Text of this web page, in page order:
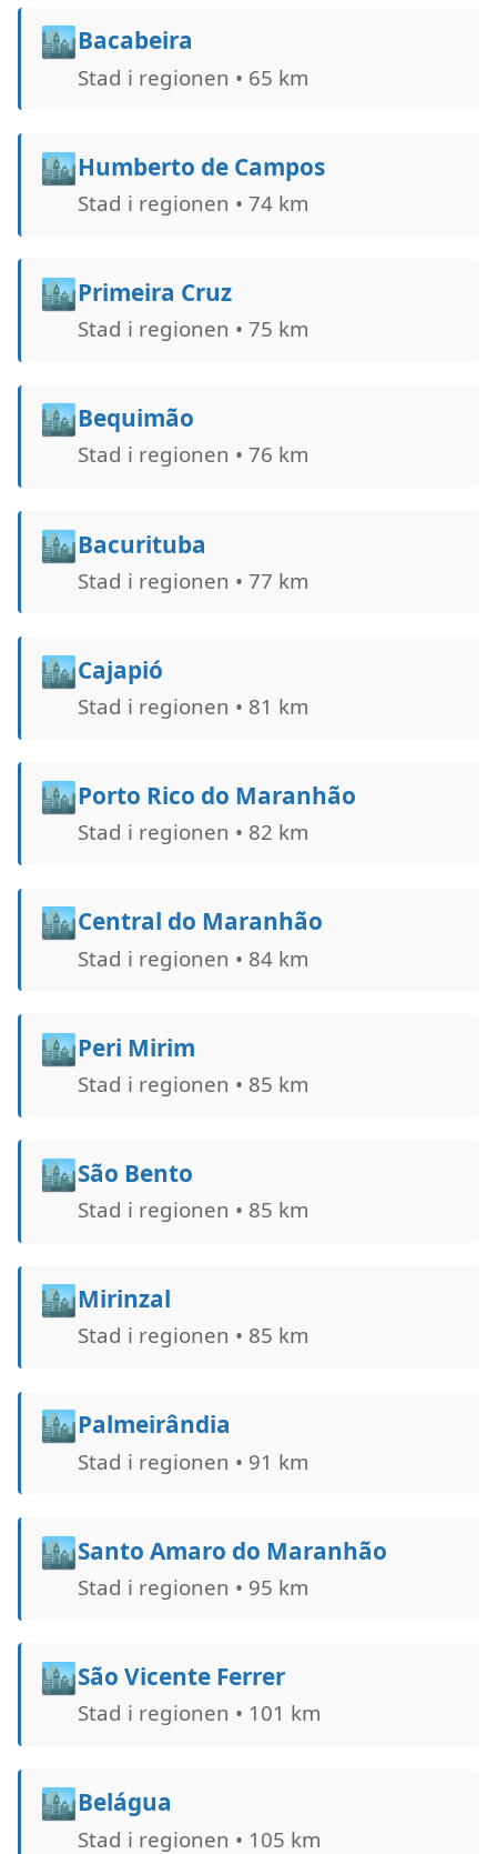
🏙️Bacabeira
Stad i regionen • 65 km
🏙️Humberto de Campos
Stad i regionen • 74 km
🏙️Primeira Cruz
Stad i regionen • 75 km
🏙️Bequimão
Stad i regionen • 76 km
🏙️Bacurituba
Stad i regionen • 77 km
🏙️Cajapió
Stad i regionen • 81 km
🏙️Porto Rico do Maranhão
Stad i regionen • 82 km
🏙️Central do Maranhão
Stad i regionen • 84 km
🏙️Peri Mirim
Stad i regionen • 85 km
🏙️São Bento
Stad i regionen • 85 km
🏙️Mirinzal
Stad i regionen • 85 km
🏙️Palmeirândia
Stad i regionen • 91 km
🏙️Santo Amaro do Maranhão
Stad i regionen • 95 km
🏙️São Vicente Ferrer
Stad i regionen • 101 km
🏙️Belágua
Stad i regionen • 105 km